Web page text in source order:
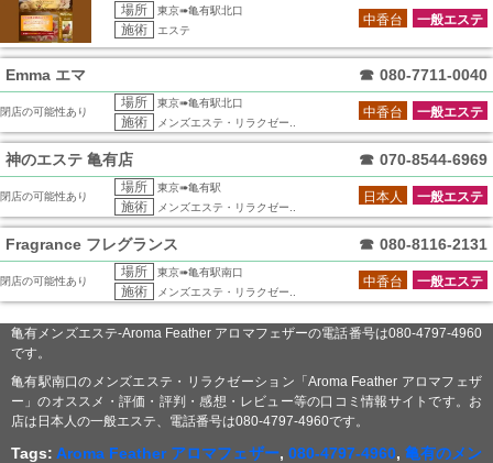
場所 東京➠亀有駅北口
施術 エステ
一般エステ
中香台
Emma エマ ☎ 080-7711-0040
閉店の可能性あり
場所 東京➠亀有駅北口
施術 メンズエステ・リラクゼー..
一般エステ
中香台
神のエステ 亀有店 ☎ 070-8544-6969
閉店の可能性あり
場所 東京➠亀有駅
施術 メンズエステ・リラクゼー..
一般エステ
日本人
Fragrance フレグランス ☎ 080-8116-2131
閉店の可能性あり
場所 東京➠亀有駅南口
施術 メンズエステ・リラクゼー..
一般エステ
中香台
亀有メンズエステ-Aroma Feather アロマフェザーの電話番号は080-4797-4960
です。
亀有駅南口のメンズエステ・リラクゼーション「Aroma Feather アロマフェザ
ー」のオススメ・評価・評判・感想・レビュー等の口コミ情報サイトです。お
店は日本人の一般エステ、電話番号は080-4797-4960です。
Tags: Aroma Feather アロマフェザー, 080-4797-4960, 亀有のメン